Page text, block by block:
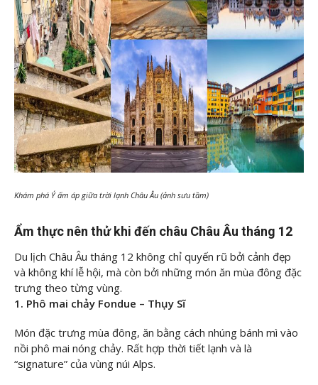
Khám phá Ý ấm áp giữa trời lạnh Châu Âu (ảnh sưu tầm)
Ẩm thực nên thử khi đến châu Châu Âu tháng 12
Du lịch Châu Âu tháng 12 không chỉ quyến rũ bởi cảnh đẹp
và không khí lễ hội, mà còn bởi những món ăn mùa đông đặc
trưng theo từng vùng.
1. Phô mai chảy Fondue – Thụy Sĩ
Món đặc trưng mùa đông, ăn bằng cách nhúng bánh mì vào
nồi phô mai nóng chảy. Rất hợp thời tiết lạnh và là
“signature” của vùng núi Alps.